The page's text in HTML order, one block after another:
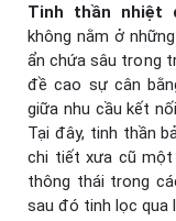
Tinh thần nhiệt
không nằm ở
ẩn chứa sâu trong
đề cao sự cân
giữa nhu cầu kết
Tại đây, tinh thần
chi tiết xưa cũ
thông thái trong
sau đó tinh lọc qua